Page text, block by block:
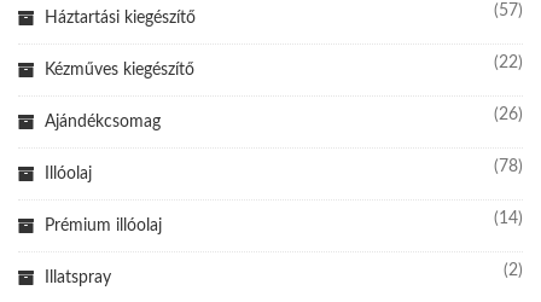
Háztartási kiegészítő (57)
Kézműves kiegészítő (22)
Ajándékcsomag (26)
Illóolaj (78)
Prémium illóolaj (14)
Illatspray (2)